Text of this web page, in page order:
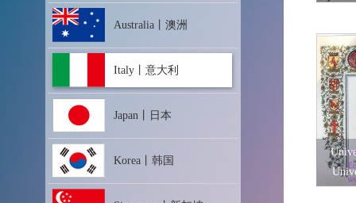
Australia丨澳洲
Italy丨意大利
Japan丨日本
Korea丨韩国